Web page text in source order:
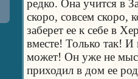
редко. Она учится в
скоро, совсем скоро,
заберет ее к себе в
вместе! Только так!
может! Он уже не
приходил в дом ее